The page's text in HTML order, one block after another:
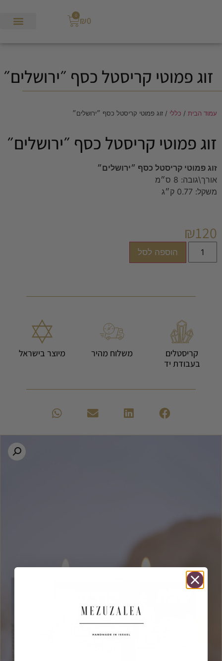
₪0
0
זוג פמוטי קריסטל כסף ״ירושלים״
עמוד הבית / כללי / זוג פמוטי קריסטל כסף ״ירושלים״
זוג פמוטי קריסטל כסף ״ירושלים״
זוג פמוטי קריסטל כסף ״ירושלים״
אורך\גובה: 8 ס״מ
משקל: 0.77 ק״ג
₪120
הוספה לסל
קריסטלים
בעבודת יד
משלוח מהיר מיוצר בישראל